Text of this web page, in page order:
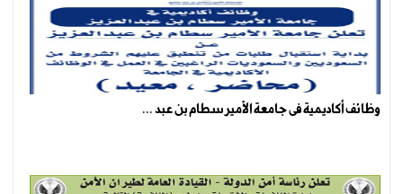
وظائف أكاديمية فى جامعة الأمير سطام بن عبد ...